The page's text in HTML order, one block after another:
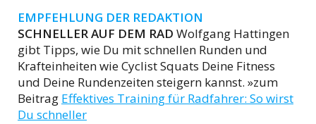
EMPFEHLUNG DER REDAKTION
SCHNELLER AUF DEM RAD Wolfgang Hattingen
gibt Tipps, wie Du mit schnellen Runden und
Krafteinheiten wie Cyclist Squats Deine Fitness
und Deine Rundenzeiten steigern kannst. »zum
Beitrag Effektives Training für Radfahrer: So wirst
Du schneller